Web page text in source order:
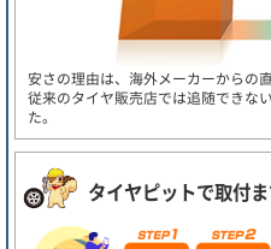
安さの理由は、海外メーカーからの
従来のタイヤ販売店では追随できな
た。
タイヤピットで取付